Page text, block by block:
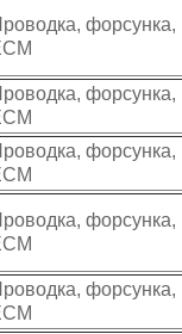
форсунка,
форсунка,
форсунка,
форсунка,
форсунка,